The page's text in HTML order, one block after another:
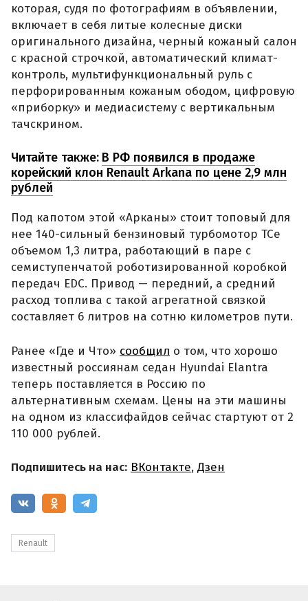
которая, судя по фотографиям в объявлении,
включает в себя литые колесные диски
оригинального дизайна, черный кожаный салон
с красной строчкой, автоматический климат-
контроль, мультифункциональный руль с
перфорированным кожаным ободом, цифровую
«приборку» и медиасистему с вертикальным
тачскрином.
Читайте также: В РФ появился в продаже
корейский клон Renault Arkana по цене 2,9 млн
рублей
Под капотом этой «Арканы» стоит топовый для
нее 140-сильный бензиновый турбомотор TCe
объемом 1,3 литра, работающий в паре с
семиступенчатой роботизированной коробкой
передач EDC. Привод — передний, а средний
расход топлива с такой агрегатной связкой
составляет 6 литров на сотню километров пути.
Ранее «Где и Что» сообщил о том, что хорошо
известный россиянам седан Hyundai Elantra
теперь поставляется в Россию по
альтернативным схемам. Цены на эти машины
на одном из классифайдов сейчас стартуют от 2
110 000 рублей.
Подпишитесь на нас: ВКонтакте, Дзен
Renault